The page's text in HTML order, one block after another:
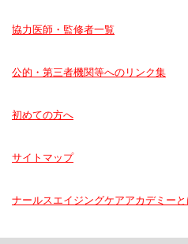
協力医師・監修者一覧
公的・第三者機関等へのリンク集
初めての方へ
サイトマップ
ナールスエイジングケアアカデミー